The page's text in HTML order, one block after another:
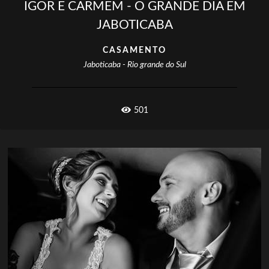
IGOR E CARMEM - O GRANDE DIA EM
JABOTICABA
CASAMENTO
Jaboticaba - Rio grande do Sul
501